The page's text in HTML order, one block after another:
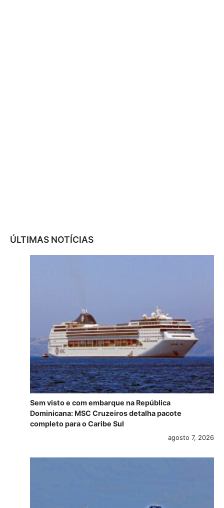
ÚLTIMAS NOTÍCIAS
Sem visto e com embarque na República
Dominicana: MSC Cruzeiros detalha pacote
completo para o Caribe Sul
agosto 7, 2026